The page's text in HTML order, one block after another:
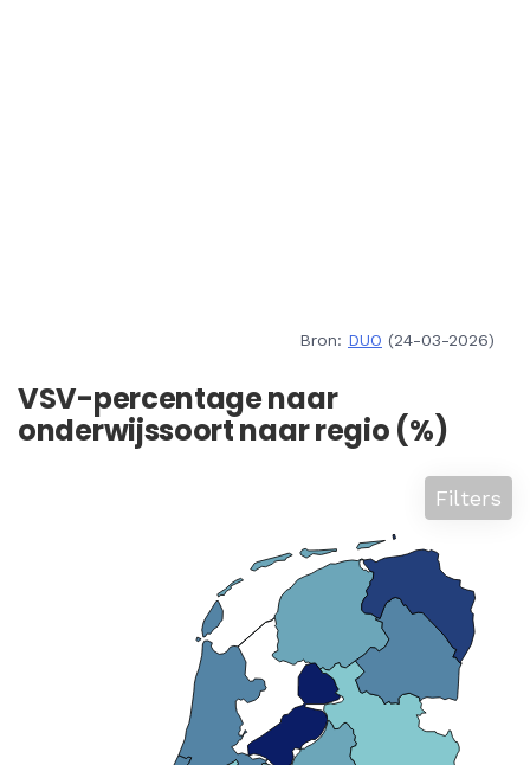
Bron: DUO (24-03-2026)
VSV-percentage naar
onderwijssoort naar regio (%)
Filters